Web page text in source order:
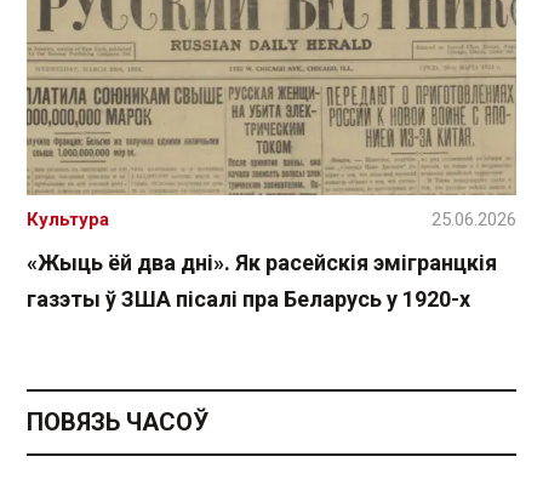
«Жыць ёй два дні». Як расейскія эмігранцкія
газэты ў ЗША пісалі пра Беларусь у 1920-х
Культура 25.06.2026
ПОВЯЗЬ ЧАСОЎ